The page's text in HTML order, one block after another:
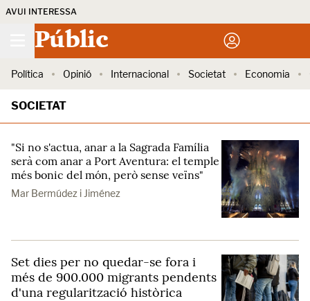
AVUI INTERESSA
Públic
Política Opinió Internacional Societat Economia
SOCIETAT
"Si no s'actua, anar a la Sagrada Família
serà com anar a Port Aventura: el temple
més bonic del món, però sense veïns"
Mar Bermúdez i Jiménez
Set dies per no quedar-se fora i
més de 900.000 migrants pendents
d'una regularització històrica